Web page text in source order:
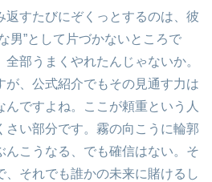
返すたびにぞくっとするのは、彼
男”として片づかないところで
部うまくやれたんじゃないか。
が、公式紹介でもその見通す力は
んですよね。ここが頼重という人
さい部分です。霧の向こうに輪郭
んこうなる、でも確信はない。そ
、それでも誰かの未来に賭けるし